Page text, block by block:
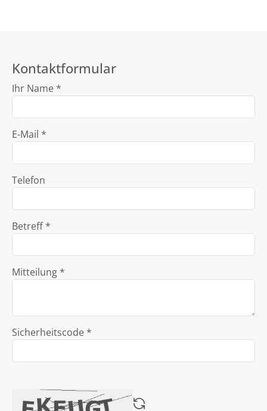
Kontaktformular
Ihr Name *
E-Mail *
Telefon
Betreff *
Mitteilung *
Sicherheitscode *